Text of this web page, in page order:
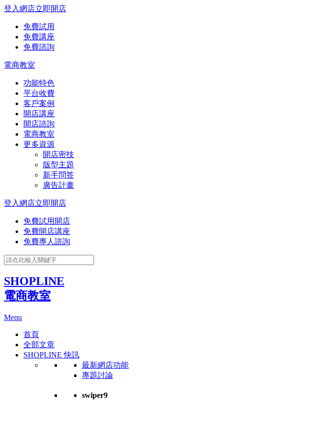
登入網店立即開店
免費試用
免費講座
免費諮詢
電商教室
功能特色
平台收費
客戶案例
開店講座
開店諮詢
電商教室
更多資源
開店密技
版型主題
新手問答
廣告計畫
登入網店立即開店
免費試用開店
免費開店講座
免費專人諮詢
SHOPLINE
電商教室
Menu
首頁
全部文章
SHOPLINE 快訊
最新網店功能
專題討論
swiper9